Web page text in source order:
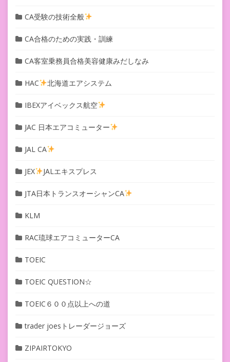
CA受験の技術全般
CA合格のための実践・訓練
CA客室乗務員合格美容健康みだしなみ
HAC 北海道エアシステム
IBEXアイベックス航空
JAC 日本エアコミューター
JAL CA
JEX JALエキスプレス
JTA日本トランスオーシャンCA
KLM
RAC琉球エアコミューターCA
TOEIC
TOEIC QUESTION☆
TOEIC６００点以上への道
trader joesトレーダージョーズ
ZIPAIRTOKYO